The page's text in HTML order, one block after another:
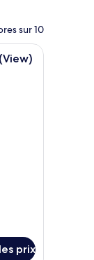
sur 10
et une horloge
deux lits, un
prix